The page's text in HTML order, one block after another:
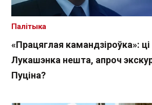
«Працяглая камандзіроўка»:
Лукашэнка нешта, апроч
Пуціна?
Палітыка